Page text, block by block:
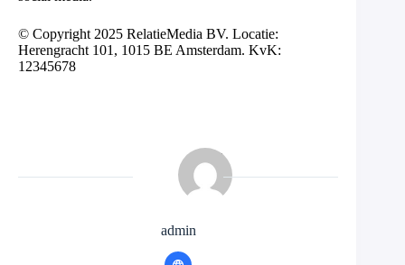
© Copyright 2025 RelatieMedia BV. Locatie:
Herengracht 101, 1015 BE Amsterdam. KvK:
12345678
admin